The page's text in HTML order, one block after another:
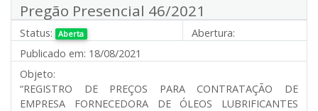
Pregão Presencial 46/2021
Status: Aberta
Abertura:
Publicado em: 18/08/2021
Objeto:
“REGISTRO DE PREÇOS PARA CONTRATAÇÃO DE
EMPRESA FORNECEDORA DE ÓLEOS LUBRIFICANTES